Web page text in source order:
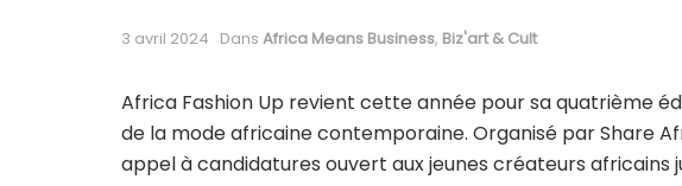
3 avril 2024 Dans Africa Means Business, Biz'art & Cult
Africa Fashion Up revient cette année pour sa quatrième
de la mode africaine contemporaine. Organisé par Share
appel à candidatures ouvert aux jeunes créateurs africains